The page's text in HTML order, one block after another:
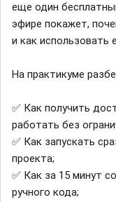
еще один
эфире покажет,
и как использовать
На практикуме
✅ Как получить
работать без
✅ Как запускать
проекта;
✅ Как за 15 минут
ручного кода;